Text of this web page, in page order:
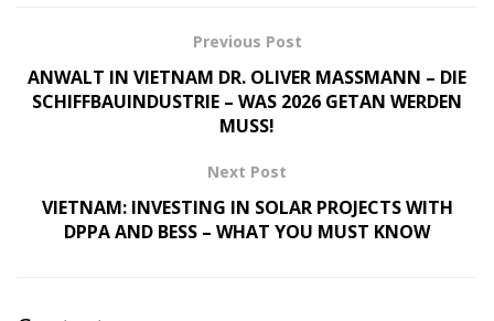
Previous Post
ANWALT IN VIETNAM DR. OLIVER MASSMANN – DIE
SCHIFFBAUINDUSTRIE – WAS 2026 GETAN WERDEN
MUSS!
Next Post
VIETNAM: INVESTING IN SOLAR PROJECTS WITH
DPPA AND BESS – WHAT YOU MUST KNOW